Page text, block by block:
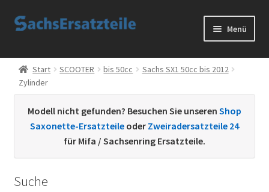
Zur
Zum
Menü
Start
AGB
Datenschutzerklärung
Kontakt
Start SCOOTER bis 50cc
Sachs SX1 50cc bis 2012
Zylinder
Modell nicht gefunden? Besuchen Sie unseren Shop
Saxonette-Ersatzteile oder Zweiradersatzteile 24
für Mifa / Sachsenring Ersatzteile.
Suche